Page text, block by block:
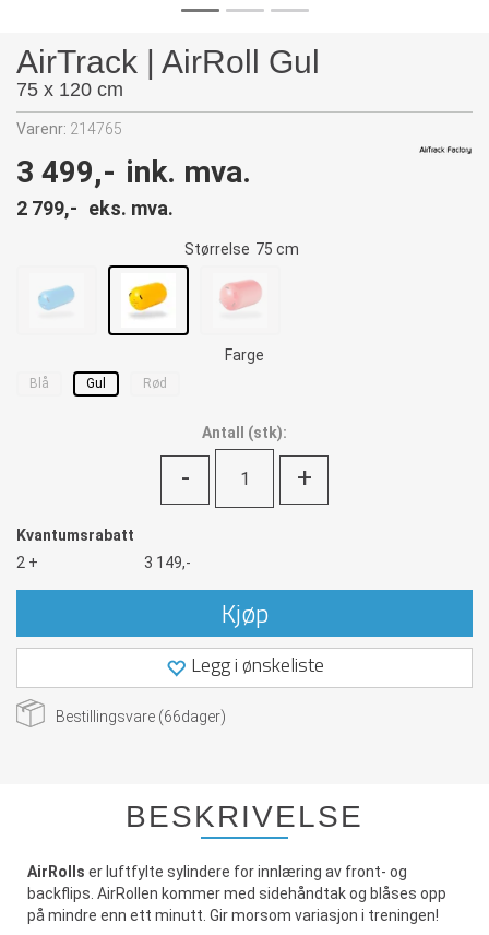
AirTrack | AirRoll Gul
75 x 120 cm
Varenr: 214765
3 499,- ink. mva.
2 799,- eks. mva.
Størrelse 75 cm
Farge
Blå Gul Rød
Antall (stk):
- +
Kvantumsrabatt
2 +
3 149,-
Kjøp
Legg i ønskeliste
Bestillingsvare (66dager)
BESKRIVELSE
AirRolls er luftfylte sylindere for innlæring av front- og
backflips. AirRollen kommer med sidehåndtak og blåses opp
på mindre enn ett minutt. Gir morsom variasjon i treningen!